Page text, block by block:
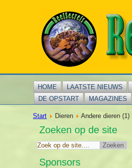
HOME LAATSTE NIEUWS
DE OPSTART
MAGAZINES
Start Dieren Andere dieren (1)
Zoeken op de site
Sponsors